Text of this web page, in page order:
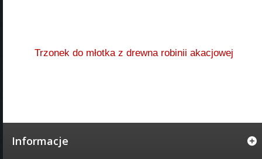
Trzonek do młotka z drewna robinii akacjowej
Informacje